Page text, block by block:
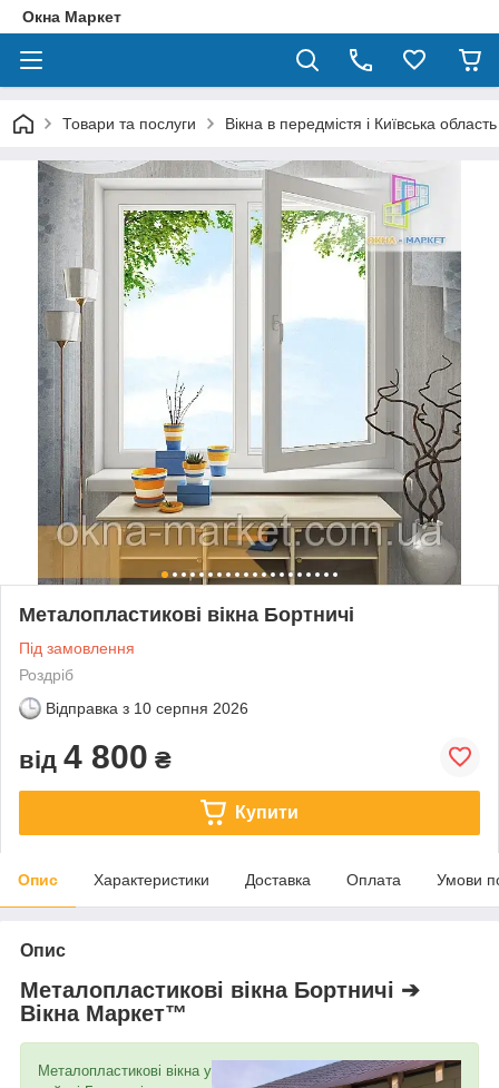
Окна Маркет
Товари та послуги Вікна в передмістя і Київська область
Металопластикові вікна Бортничі
Під замовлення
Роздріб
Відправка з 10 серпня 2026
від 4 800 ₴
Купити
Опис Характеристики Доставка Оплата Умови
Опис
Металопластикові вікна Бортничі ➔
Вікна Маркет™
Металопластикові вікна у